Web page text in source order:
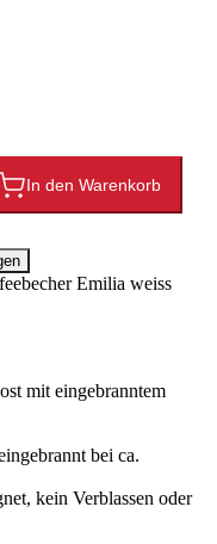
In den Warenkorb
Emilia weiss
mit eingebranntem
bei ca.
kein Verblassen oder